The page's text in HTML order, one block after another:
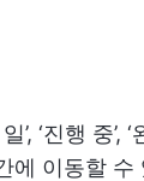
‘진행 중’,
에 이동할